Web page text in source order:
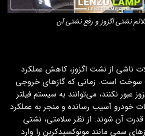
نشتی اگزوز و رفع نشتی آن
ناشی از نشت اگزوز، کاهش عملکرد
سوخت است. زمانی که گازهای خروجی
عبور نکنند، می‌توانند به سیستم فیلتر
خودرو آسیب رسانده و منجر به عملکرد
آن شوند. از نظر سلامتی، نشتی
سمی مانند مونوکسیدکربن را وارد